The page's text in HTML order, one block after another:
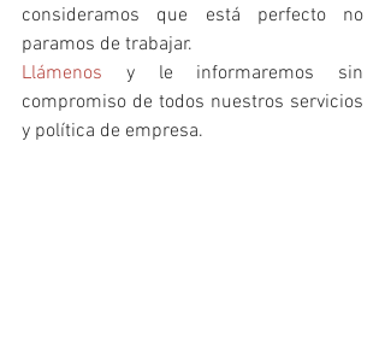
consideramos que está perfecto no
paramos de trabajar.
Llámenos y le informaremos sin
compromiso de todos nuestros servicios
y política de empresa.